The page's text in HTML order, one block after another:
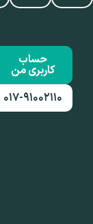
حساب
کاربری من
۰۱۷-۹۱۰۰۲۱۱۰